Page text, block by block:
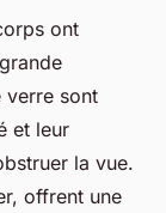
ont
verre sont
et leur
la vue.
offrent une